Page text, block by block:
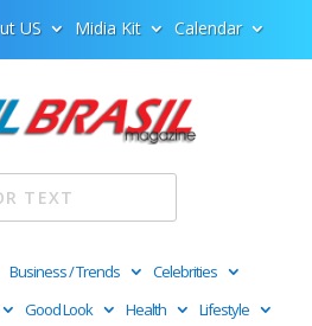
US Midia Kit Calendar
Business / Trends
Celebrities
Good Look Health
Lifestyle